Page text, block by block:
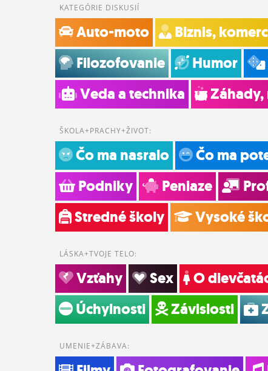
KATEGÓRIE DISKUSIÍ
Auto-moto Biznis,
Filozofovanie
Humor
Veda a technika
ŠKOLA+PRACHY+ŽIVOT:
Čo ma nasralo Čo ma
Podniky
Peniaze
Stredné školy
Vysoké
LÁSKA+TVOJE TELO:
Vzťahy Sex O
Úchylnosti
Závislosti
UMENIE+ZÁBAVA: